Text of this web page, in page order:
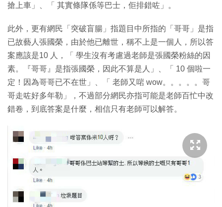
搶上車」、「 其實條隊係等巴士，佢排錯咗」。
此外，更有網民「突破盲腸」指題目中所指的「哥哥」是指
已故藝人張國榮，由於他已離世，稱不上是一個人，所以答
案應該是10 人，「 學生沒有考慮過老師是張國榮粉絲的因
素。『哥哥』是指張國榮，因此不算是人」、「 10 個啦一
定！因為哥哥已不在世」、「 老師又啱 wow。。。。。哥
哥走咗好多年勒」，不過部分網民亦指可能是老師百忙中改
錯卷，到底答案是什麼，相信只有老師可以解答。